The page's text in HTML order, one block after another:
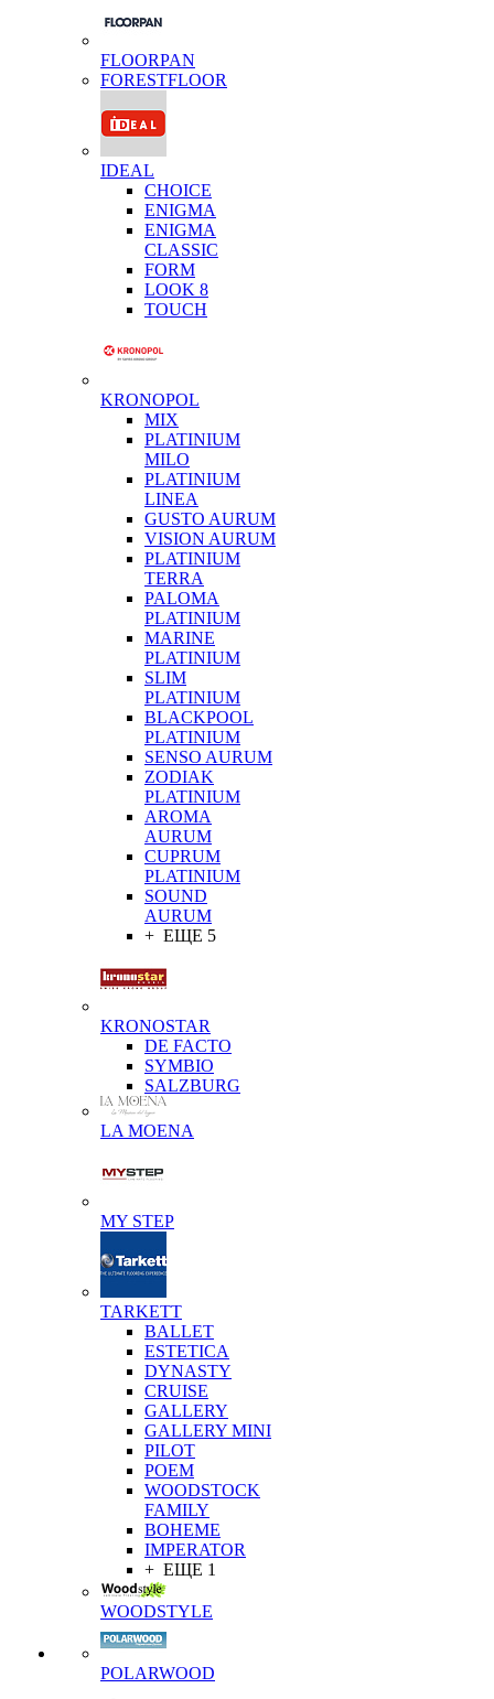
FLOORPAN
FORESTFLOOR
IDEAL
CHOICE
ENIGMA
ENIGMA
CLASSIC
FORM
LOOK 8
TOUCH
KRONOPOL
MIX
PLATINIUM
MILO
PLATINIUM
LINEA
GUSTO AURUM
VISION AURUM
PLATINIUM
TERRA
PALOMA
PLATINIUM
MARINE
PLATINIUM
SLIM
PLATINIUM
BLACKPOOL
PLATINIUM
SENSO AURUM
ZODIAK
PLATINIUM
AROMA
AURUM
CUPRUM
PLATINIUM
SOUND
AURUM
+ ЕЩЕ 5
KRONOSTAR
DE FACTO
SYMBIO
SALZBURG
LA MOENA
MY STEP
TARKETT
BALLET
ESTETICA
DYNASTY
CRUISE
GALLERY
GALLERY MINI
PILOT
POEM
WOODSTOCK
FAMILY
BOHEME
IMPERATOR
+ ЕЩЕ 1
WOODSTYLE
POLARWOOD